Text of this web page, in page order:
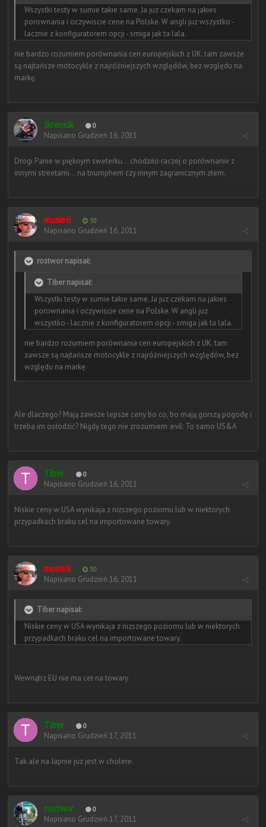
Wszystki testy w sumie takie same. Ja juz czekam na jakies
porownania i oczywiscie cene na Polske. W angli juz wszystko -
lacznie z konfiguratorem opcji - smiga jak ta lala.
nie bardzo rozumiem porównania cen europejskich z UK. tam zawsze
są najtańsze motocykle z najróżniejszych względów, bez względu na
markę.
lkrencik 0
Napisano Grudzień 16, 2011
Drogi Panie w pięknym sweterku... chodziło raczej o porównanie z
innymi streetami... na triumphem czy innym zagranicznym złem.
musieli 30
Napisano Grudzień 16, 2011
rostwor napisał:
Tiber napisał:
Wszystki testy w sumie takie same. Ja juz czekam na jakies
porownania i oczywiscie cene na Polske. W angli juz
wszystko - lacznie z konfiguratorem opcji - smiga jak ta lala.
nie bardzo rozumiem porównania cen europejskich z UK. tam
zawsze są najtańsze motocykle z najróżniejszych względów, bez
względu na markę.
Ale dlaczego? Mają zawsze lepsze ceny bo co, bo mają gorszą pogodę i
trzeba im osłodzić? Nigdy tego nie zrozumiem :evil: To samo US&A
Tiber 0
Napisano Grudzień 16, 2011
Niskie ceny w USA wynikaja z nizszego poziomu lub w niektorych
przypadkach braku cel na importowane towary.
musieli 30
Napisano Grudzień 16, 2011
Tiber napisał:
Niskie ceny w USA wynikaja z nizszego poziomu lub w niektorych
przypadkach braku cel na importowane towary.
Wewnątrz EU nie ma ceł na towary.
Tiber 0
Napisano Grudzień 17, 2011
Tak ale na Japnie juz jest w cholere.
rostwor 0
Napisano Grudzień 17, 2011